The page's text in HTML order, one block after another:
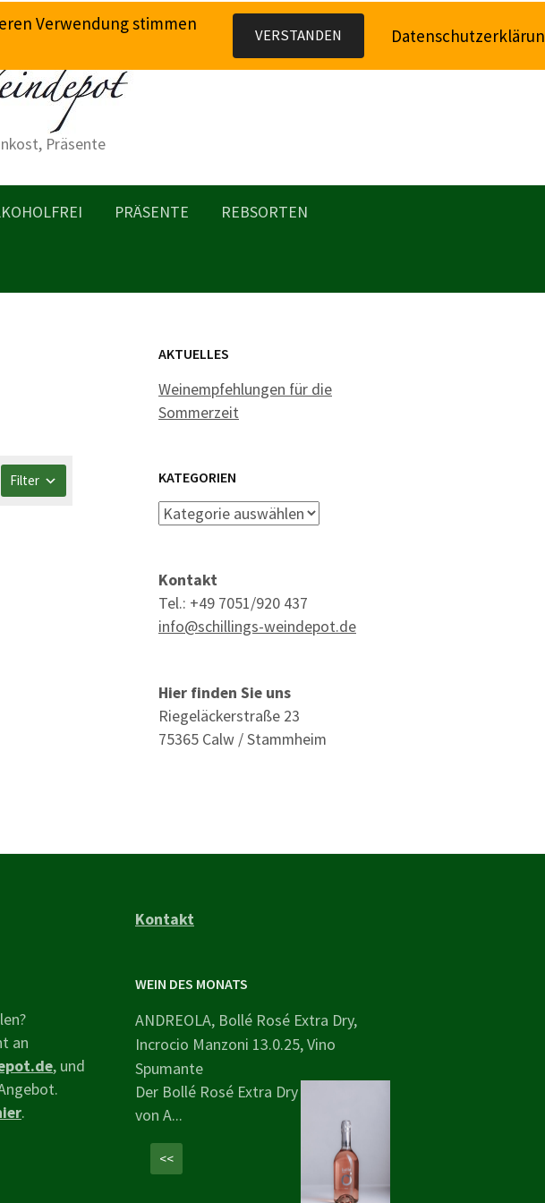
Präsente
PRÄSENTE REBSORTEN
Filter
AKTUELLES
Weinempfehlungen für die
Sommerzeit
KATEGORIEN
Kategorien
Kontakt
Tel.: +49 7051/920 437
info@schillings-weindepot.de
Hier finden Sie uns
Riegeläckerstraße 23
75365 Calw / Stammheim
an
, und
.
Kontakt
WEIN DES MONATS
ANDREOLA, Bollé Rosé Extra Dry,
Incrocio Manzoni 13.0.25, Vino
Spumante
Der Bollé Rosé Extra Dry
von A...
<<
Verwendung stimmen
VERSTANDEN